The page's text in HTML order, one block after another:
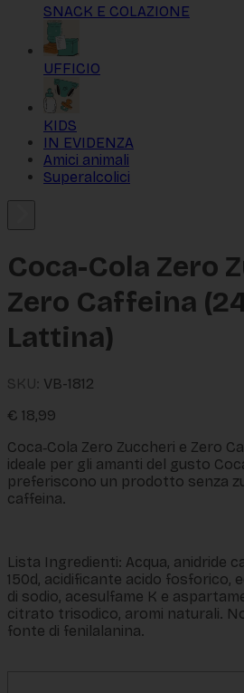
SNACK E COLAZIONE
UFFICIO
KIDS
IN EVIDENZA
Amici animali
Superalcolici
Coca-Cola Zero
Zero Caffeina
Lattina)
SKU: VB-1812
€ 18,99
Coca‑Cola Zero Zuccheri e Zero
ideale per gli amanti del gusto
preferiscono un prodotto senza
caffeina.
Lista Ingredienti: Acqua, anidride
150d, acidificante acido fosforico,
di sodio, acesulfame K e
citrato trisodico, aromi naturali.
fonte di fenilalanina.